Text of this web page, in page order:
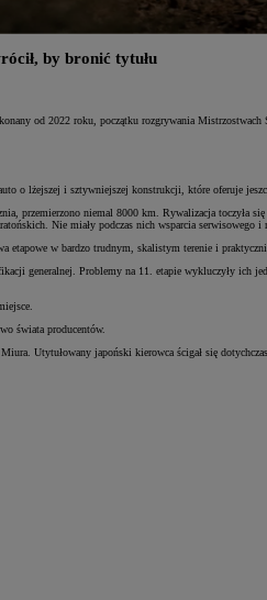
by bronić tytułu
od 2022 roku, początku rozgrywania Mistrzostwach
o lżejszej i sztywniejszej konstrukcji, które oferuje
przemierzono niemal 8000 km. Rywalizacja toczyła
Nie miały podczas nich wsparcia
w bardzo trudnym, skalistym terenie i
generalnej. Problemy na 11. etapie wykluczyły ich
świata producentów.
Utytułowany japoński kierowca ścigał się